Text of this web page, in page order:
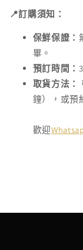
📍訂購須知：
保鮮保證：
畢。
預訂時間：
取貨方法：
鐘），或預
歡迎